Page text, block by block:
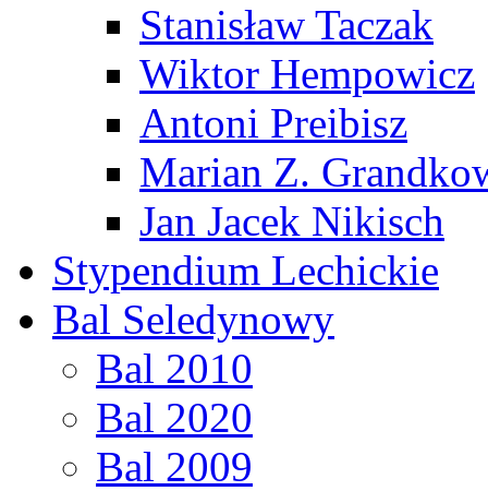
Stanisław Taczak
Wiktor Hempowicz
Antoni Preibisz
Marian Z.
Jan Jacek Nikisch
Stypendium Lechickie
Bal Seledynowy
Bal 2010
Bal 2020
Bal 2009